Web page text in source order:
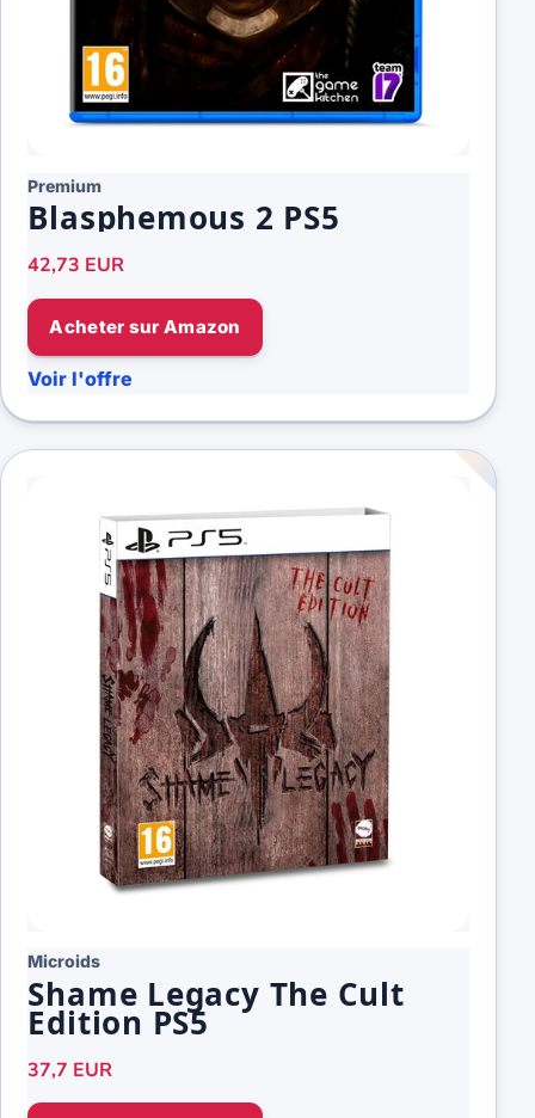
Premium
Blasphemous 2 PS5
42,73 EUR
Acheter sur Amazon
Voir l'offre
Microids
Shame Legacy The Cult
Edition PS5
37,7 EUR